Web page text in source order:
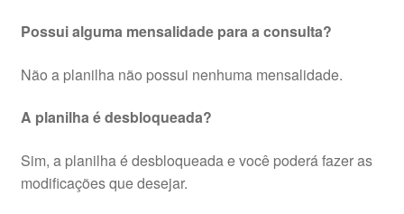
Possui alguma mensalidade para a consulta?
Não a planilha não possui nenhuma mensalidade.
A planilha é desbloqueada?
Sim, a planilha é desbloqueada e você poderá fazer as
modificações que desejar.